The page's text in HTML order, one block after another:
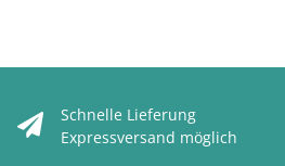
Schnelle Lieferung
Expressversand möglich